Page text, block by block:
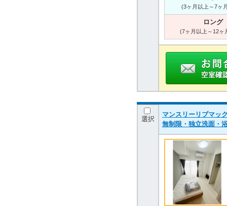
(3ヶ月以上～7ヶ
ロング
(7ヶ月以上～12ヶ
選択
マンスリーリブマッ
無制限・独立洗面・